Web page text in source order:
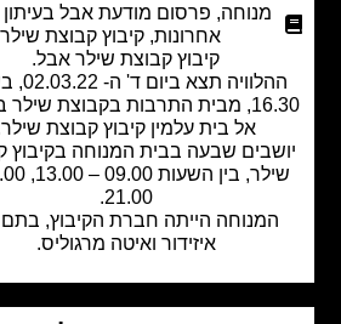
מנוחה
פרסום מודעת אבל בעיתון ידיעות
אחרונות,קיבוץ קבוצת שילר
קיבוץ קבוצת שילר אבל.
ההלוויה תצא ביום ד' ה- 02.03.22, בשעה
16.30, מבית התרבות בקבוצת שילר בדרכה
אל בית עלמין קיבוץ קבוצת שילר.
שבעה בבית המנוחה בקיבוץ קבוצת
שילר, בין השעות 09.00 – 13.00, 16.00 –
הייתה חברת הקיבוץ, בתם של
איזידור ואיטה מרגוליס.